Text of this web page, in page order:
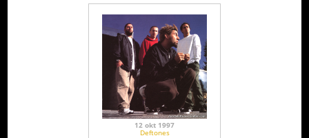
12 okt 1997
Deftones